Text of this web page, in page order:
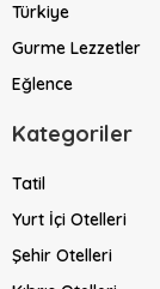
Türkiye
Gurme Lezzetler
Eğlence
Kategoriler
Tatil
Yurt İçi Otelleri
Şehir Otelleri